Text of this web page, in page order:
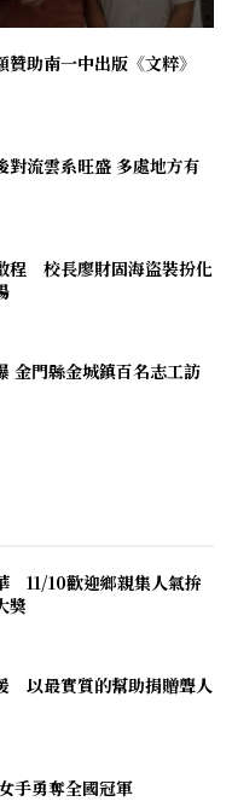
贊助南一中出版《文粹》
流雲系旺盛 多處地方有
程 校長廖財固海盜裝扮化
金門縣金城鎮百名志工訪
11/10歡迎鄉親集人氣拚
獎
以最實質的幫助捐贈聾人
手勇奪全國冠軍